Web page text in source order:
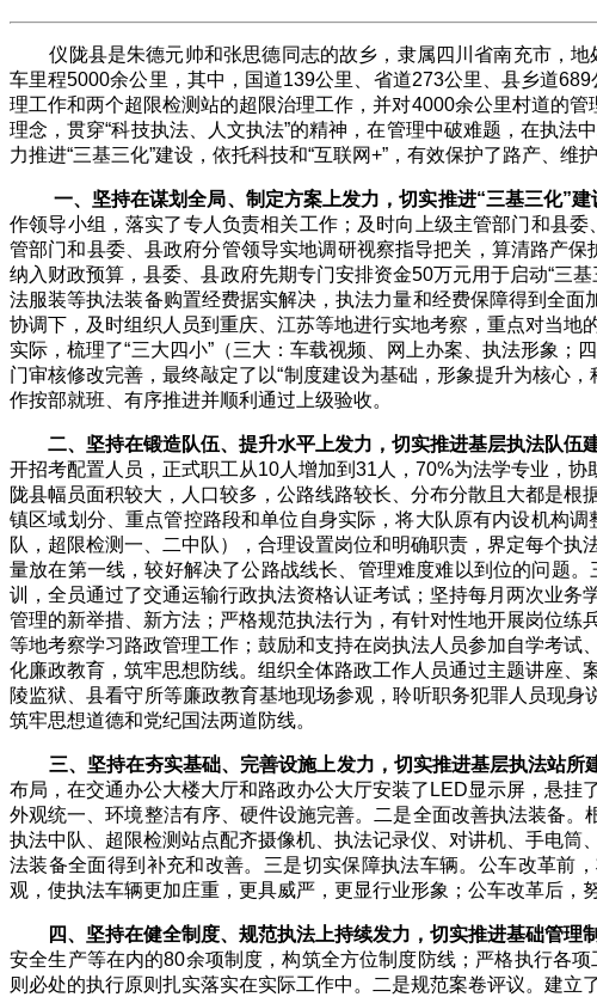
仪陇县是朱德元帅和张思德同志的故乡，隶属四川省南充市，地
车里程5000余公里，其中，国道139公里、省道273公里、县乡道689
理工作和两个超限检测站的超限治理工作，并对4000余公里村道的管
理念，贯穿“科技执法、人文执法”的精神，在管理中破难题，在执
力推进“三基三化”建设，依托科技和“互联网+”，有效保护了路产、维
一、坚持在谋划全局、制定方案上发力，切实推进“三基三化”建
作领导小组，落实了专人负责相关工作；及时向上级主管部门和县
管部门和县委、县政府分管领导实地调研视察指导把关，算清路产
纳入财政预算，县委、县政府先期专门安排资金50万元用于启动“三
法服装等执法装备购置经费据实解决，执法力量和经费保障得到全
协调下，及时组织人员到重庆、江苏等地进行实地考察，重点对当
实际，梳理了“三大四小”（三大：车载视频、网上办案、执法形象
门审核修改完善，最终敲定了以“制度建设为基础，形象提升为核心
作按部就班、有序推进并顺利通过上级验收。
二、坚持在锻造队伍、提升水平上发力，切实推进基层执法队伍
开招考配置人员，正式职工从10人增加到31 人，70%为法学专业，协
陇县幅员面积较大，人口较多，公路线路较长、分布分散且大都是
镇区域划分、重点管控路段和单位自身实际，将大队原有内设机构调
队，超限检测一、二中队），合理设置岗位和明确职责，界定每个
量放在第一线，较好解决了公路战线长、管理难度难以到位的问题
训，全员通过了交通运输行政执法资格认证考试；坚持每月两次业
管理的新举措、新方法；严格规范执法行为，有针对性地开展岗位
等地考察学习路政管理工作；鼓励和支持在岗执法人员参加自学考
化廉政教育，筑牢思想防线。组织全体路政工作人员通过主题讲座
陵监狱、县看守所等廉政教育基地现场参观，聆听职务犯罪人员现
筑牢思想道德和党纪国法两道防线。
三、坚持在夯实基础、完善设施上发力，切实推进基层执法站所
布局，在交通办公大楼大厅和路政办公大厅安装了 LED显示屏，悬挂
外观统一、环境整洁有序、硬件设施完善。二是全面改善执法装备。
执法中队、超限检测站点配齐摄像机、执法记录仪、对讲机、手电
法装备全面得到补充和改善。三是切实保障执法车辆。公车改革前
观，使执法车辆更加庄重，更具威严，更显行业形象；公车改革后，
四、坚持在健全制度、规范执法上持续发力，切实推进基础管理
安全生产等在内的80余项制度，构筑全方位制度防线；严格执行各
则必处的执行原则扎实落实在实际工作中。二是规范案卷评议。建